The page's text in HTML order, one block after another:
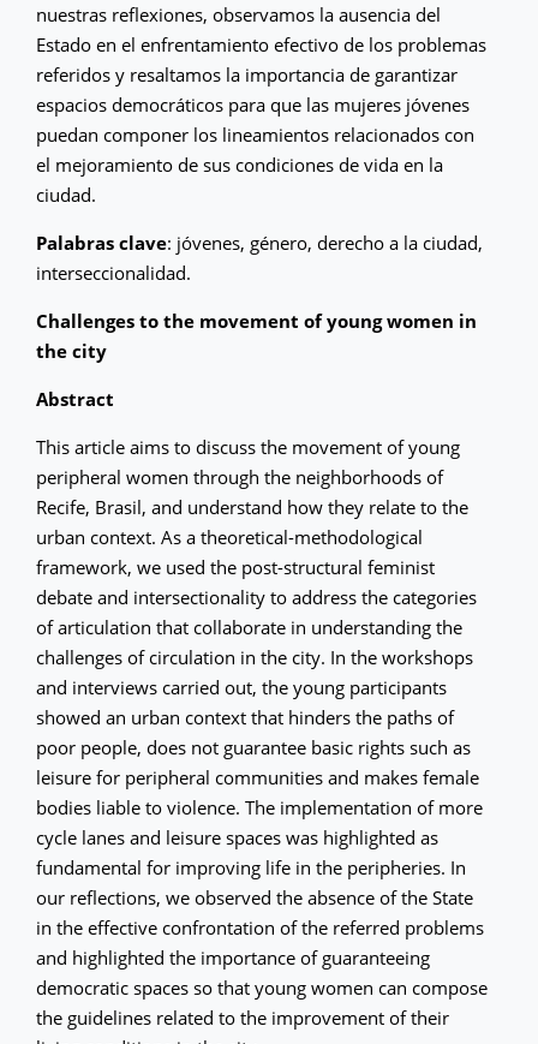
nuestras reflexiones, observamos la ausencia del
Estado en el enfrentamiento efectivo de los problemas
referidos y resaltamos la importancia de garantizar
espacios democráticos para que las mujeres jóvenes
puedan componer los lineamientos relacionados con
el mejoramiento de sus condiciones de vida en la
ciudad.
Palabras clave: jóvenes, género, derecho a la ciudad,
interseccionalidad.
Challenges to the movement of young women in
the city
Abstract
This article aims to discuss the movement of young
peripheral women through the neighborhoods of
Recife, Brasil, and understand how they relate to the
urban context. As a theoretical-methodological
framework, we used the post-structural feminist
debate and intersectionality to address the categories
of articulation that collaborate in understanding the
challenges of circulation in the city. In the workshops
and interviews carried out, the young participants
showed an urban context that hinders the paths of
poor people, does not guarantee basic rights such as
leisure for peripheral communities and makes female
bodies liable to violence. The implementation of more
cycle lanes and leisure spaces was highlighted as
fundamental for improving life in the peripheries. In
our reflections, we observed the absence of the State
in the effective confrontation of the referred problems
and highlighted the importance of guaranteeing
democratic spaces so that young women can compose
the guidelines related to the improvement of their